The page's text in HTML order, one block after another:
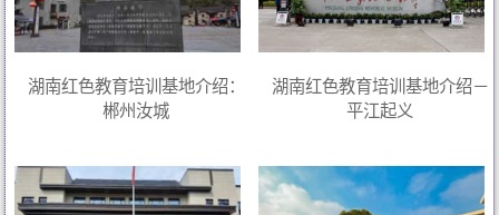
湖南红色教育培训基地介绍：
郴州汝城
湖南红色教育培训基地介绍－
平江起义